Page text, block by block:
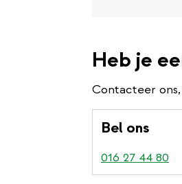
Heb je
Contacteer
Bel ons
016 27 44 80